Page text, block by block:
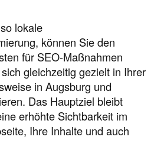
lokale
können Sie den
für SEO-Maßnahmen
gleichzeitig gezielt in Ihrer
in Augsburg und
Das Hauptziel bleibt
erhöhte Sichtbarkeit im
Ihre Inhalte und auch